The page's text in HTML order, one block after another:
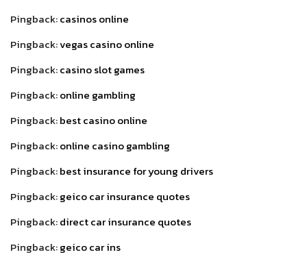
Pingback:casinos online
Pingback:vegas casino online
Pingback:casino slot games
Pingback:online gambling
Pingback:best casino online
Pingback:online casino gambling
Pingback:best insurance for young drivers
Pingback:geico car insurance quotes
Pingback:direct car insurance quotes
Pingback:geico car ins